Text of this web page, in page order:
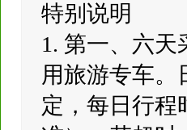
特别说明
1. 第一、六
用旅游专车。
定，每日行程